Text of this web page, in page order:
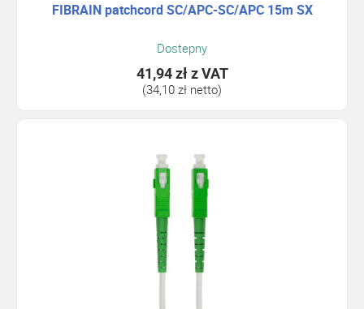
FIBRAIN patchcord SC/APC-SC/APC 15m SX
Dostepny
41,94 złz VAT
(34,10 zł netto)